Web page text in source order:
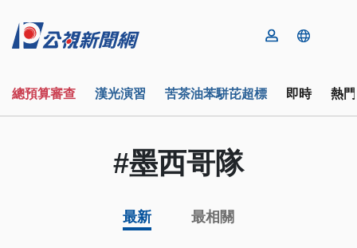
總預算審查 漢光演習 苦茶油苯駢芘超標 即時 熱
#墨西哥隊
最新 最相關